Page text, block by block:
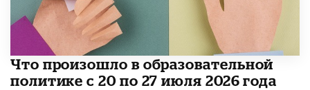
​Что произошло в образовательной
политике с 20 по 27 июля 2026 года